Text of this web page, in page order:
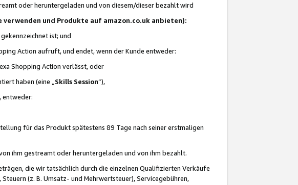
oder heruntergeladen und von diesem/dieser bezahlt wird
und Produkte auf amazon.co.uk anbieten):
ist; und
Action aufruft, und endet, wenn der Kunde entweder:
Shopping Action verlässt, oder
haben (eine „ Skills Session“),
entweder:
für das Produkt spätestens 89 Tage nach seiner erstmaligen
ihm gestreamt oder heruntergeladen und von ihm bezahlt.
die wir tatsächlich durch die einzelnen Qualifizierten Verkäufe
(z. B. Umsatz- und Mehrwertsteuer), Servicegebühren,